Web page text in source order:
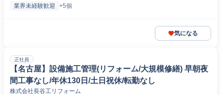
業界未経験歓迎 +5個
気になる
正社員
【名古屋】設備施工管理(リフォーム/大規模修繕) 早朝夜
間工事なし/年休130日/土日祝休/転勤なし
株式会社長谷工リフォーム